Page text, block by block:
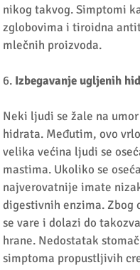
nikog takvog. Simptomi
zglobovima i tiroidna
mlečnih proizvoda.
6. Izbegavanje ugljenih
Neki ljudi se žale na
hidrata. Međutim, ovo
velika većina ljudi se
mastima. Ukoliko se
najverovatnije imate
digestivnih enzima. Zbog
se vare i dolazi do
hrane. Nedostatak
simptoma propustljivih